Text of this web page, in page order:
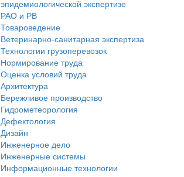
эпидемиологической экспертизе
РАО и РВ
Товароведение
Ветеринарно-санитарная экспертиза
Технологии грузоперевозок
Нормирование труда
Оценка условий труда
Архитектура
Бережливое производство
Гидрометеорология
Дефектология
Дизайн
Инженерное дело
Инженерные системы
Информационные технологии